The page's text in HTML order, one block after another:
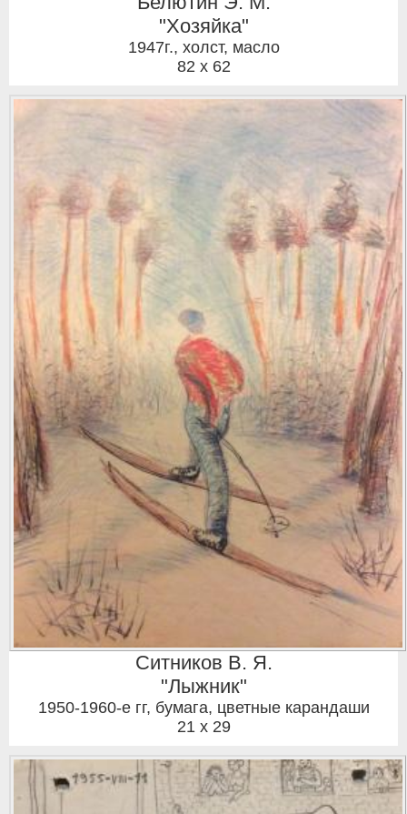
"Хозяйка"
1947г., холст, масло
82 x 62
Ситников В. Я.
"Лыжник"
1950-1960-е гг, бумага, цветные карандаши
21 x 29